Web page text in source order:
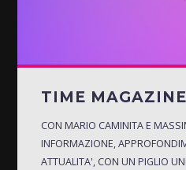
TIME MAGAZINE
CON MARIO CAMINITA E
INFORMAZIONE,
ATTUALITA', CON UN PIGLIO